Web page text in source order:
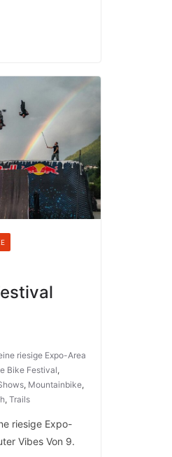
riesige Expo-Area
Bike Festival,
, Mountainbike,
,Trails
riesige Expo-
Vibes Von 9.